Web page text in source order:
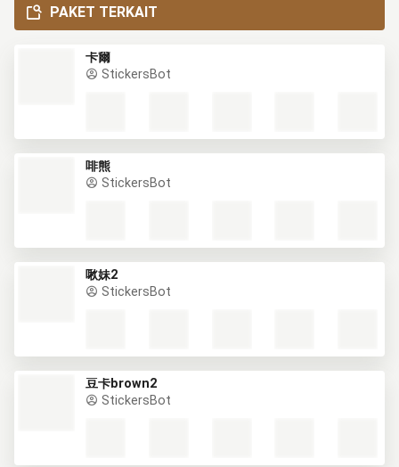
PAKET TERKAIT
卡爾
StickersBot
啡熊
StickersBot
啾妹2
StickersBot
豆卡brown2
StickersBot